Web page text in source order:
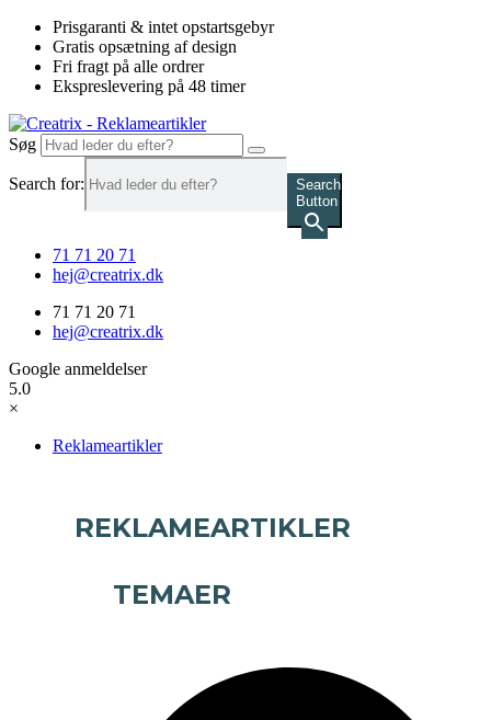
Videre
indhold
Prisgaranti & intet opstartsgebyr
Gratis opsætning af design
Fri fragt på alle ordrer
Ekspreslevering på 48 timer
Søg
Search for:
Search
Button
71 71 20 71
hej@creatrix.dk
71 71 20 71
hej@creatrix.dk
Google anmeldelser
5.0
×
Reklameartikler
REKLAMEARTIKLER
TEMAER